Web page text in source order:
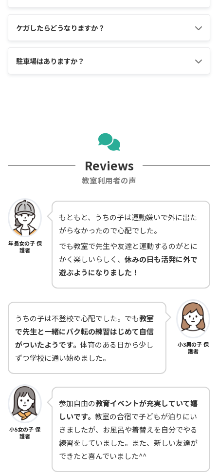
ケガしたらどうなりますか？
駐車場はありますか？
Reviews
教室利用者の声
年長女の子 保
護者
もともと、うちの子は運動嫌いで外に出た
がらなかったので心配でした。
でも教室で先生や友達と運動するのがとに
かく楽しいらしく、 休みの日も活発に外で
遊ぶようになりました！
小3男の子 保
護者
うちの子は不登校で心配でした。でも教室
で先生と一緒にバク転の練習はじめて自信
がついたようです。 体育のある日から少し
ずつ学校に通い始めました。
小5女の子 保
護者
参加自由の教育イベントが充実していて嬉
しいです。 教室の合宿で子どもが泊りにい
きましたが、お風呂や着替えを自分でやる
練習をしていました。また、新しい友達が
できたと喜んでいました^^